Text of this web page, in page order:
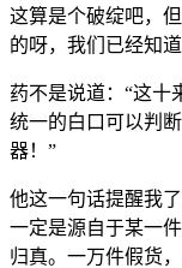
这算是个破绽吧，
的呀，我们已经知道
药不是说道：“这十
统一的白口可以判
器！”
他这一句话提醒我
一定是源自于某一
归真。一万件假货